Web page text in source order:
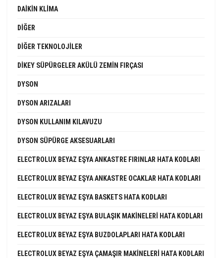
DAIKIN KLIMA
DIĞER
DIĞER TEKNOLOJILER
DIKEY SÜPÜRGELER AKÜLÜ ZEMIN FIRÇASI
DYSON
DYSON ARIZALARI
DYSON KULLANIM KILAVUZU
DYSON SÜPÜRGE AKSESUARLARI
ELECTROLUX BEYAZ EŞYA ANKASTRE FIRINLAR HATA KODLARI
ELECTROLUX BEYAZ EŞYA ANKASTRE OCAKLAR HATA KODLARI
ELECTROLUX BEYAZ EŞYA BASKETS HATA KODLARI
ELECTROLUX BEYAZ EŞYA BULAŞIK MAKINELERI HATA KODLARI
ELECTROLUX BEYAZ EŞYA BUZDOLAPLARI HATA KODLARI
ELECTROLUX BEYAZ EŞYA ÇAMAŞIR MAKINELERI HATA KODLARI